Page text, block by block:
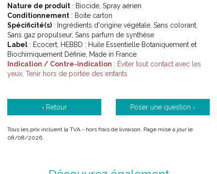
• Chasser les acariens, germes, virus, champignons
microscopiques, mauvaises odeurs…
• Limiter les sources d'allergies
Nature de produit : Biocide, Spray aérien
Conditionnement : Boite carton
Spécificité(s) : Ingrédients d'origine végétale, Sans colorant,
Sans gaz propulseur, Sans parfum de synthèse
Label : Ecocert, HEBBD : Huile Essentielle Botaniquement et
Biochimiquement Définie, Made in France
Indication / Contre-indication : Éviter tout contact avec les
yeux, Tenir hors de portée des enfants
‹ Retour Poser une question ›
Tous les prix incluent la TVA - hors frais de livraison. Page mise à jour le
08/08/2026.